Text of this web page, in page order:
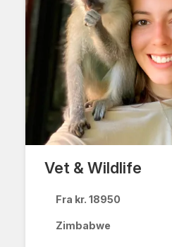
Vet & Wildlife
Fra kr. 18950
Zimbabwe